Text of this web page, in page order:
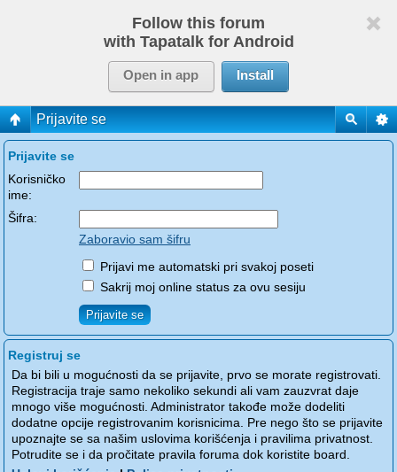
Follow this forum
with Tapatalk for Android
Open in app Install
Prijavite se
Prijavite se
Korisničko
ime:
Šifra:
Zaboravio sam šifru
Prijavi me automatski pri svakoj poseti
Sakrij moj online status za ovu sesiju
Registruj se
Da bi bili u mogućnosti da se prijavite, prvo se morate registrovati.
Registracija traje samo nekoliko sekundi ali vam zauzvrat daje
mnogo više mogućnosti. Administrator takođe može dodeliti
dodatne opcije registrovanim korisnicima. Pre nego što se prijavite
upoznajte se sa našim uslovima korišćenja i pravilima privatnost.
Potrudite se i da pročitate pravila foruma dok koristite board.